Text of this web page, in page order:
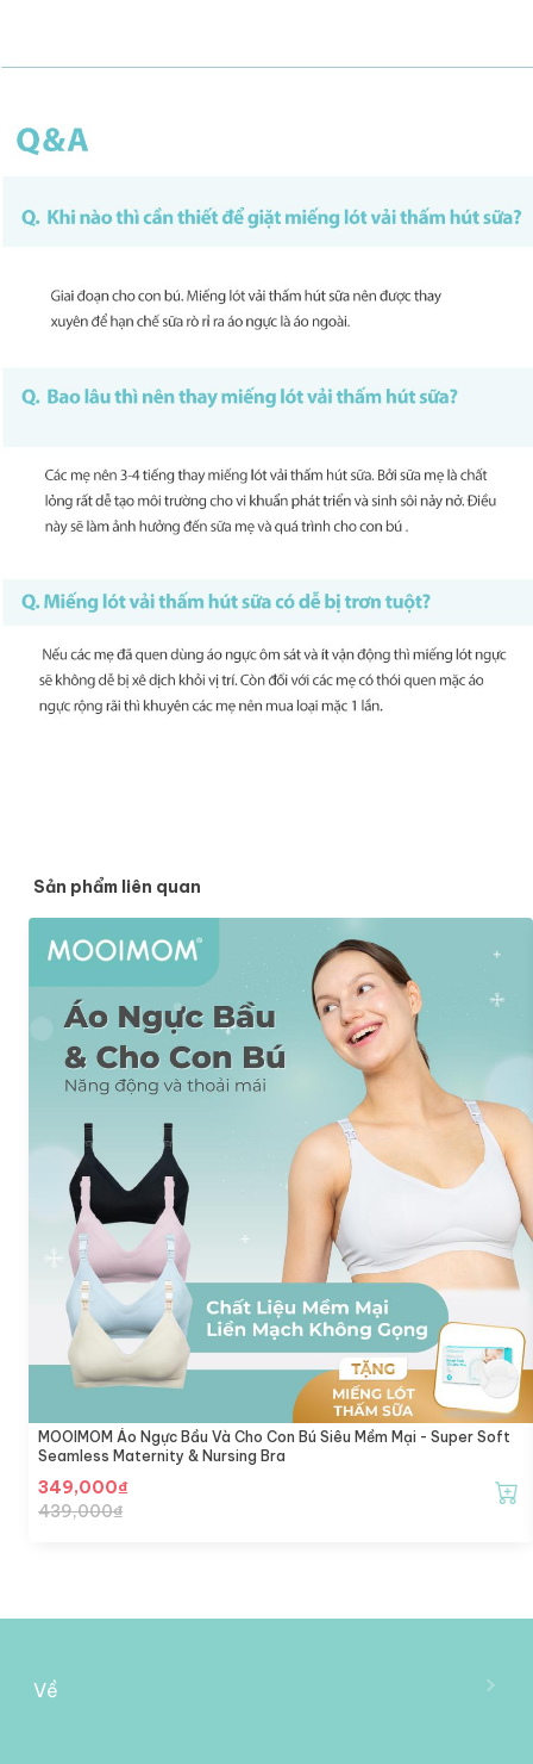
Sản phẩm liên quan
MOOIMOM Áo Ngực Bầu Và Cho Con Bú Siêu Mềm Mại - Super Soft
Seamless Maternity & Nursing Bra
349,000₫
439,000₫
Về